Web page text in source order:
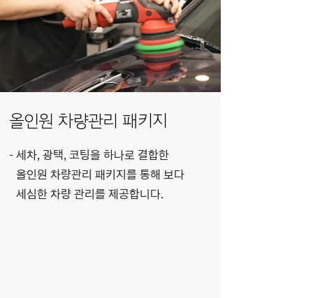
올인원 차량관리 패키지
세차, 광택, 코팅을 하나로 결합한
올인원 차량관리 패키지를 통해 보다
세심한 차량 관리를 제공합니다.